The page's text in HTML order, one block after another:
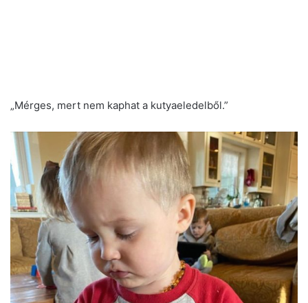
„Mérges, mert nem kaphat a kutyaeledelből.”